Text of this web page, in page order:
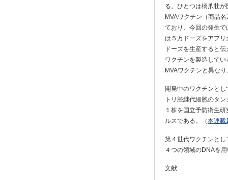
る。ひとつは橋爪壮
MVAワクチン（商品
ており、今回の発生
は５万ドーズをアフ
ドーズを生産すると
ワクチンを製造して
MVAワクチンと異な
開発中のワクチンと
トリ胚継代細胞のタ
１株を国立予防衛生
ルスである。（本連載
第４世代ワクチンと
４つの領域のDNAを
文献